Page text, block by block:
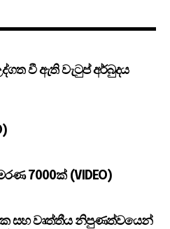
වී ඇති වැටුප් අර්බුදය
7000ක් (VIDEO)
සහ වෘත්තීය නිපුණත්වයෙන්